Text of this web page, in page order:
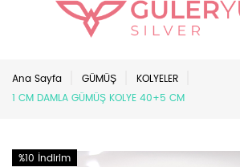
Ana Sayfa GÜMÜŞ
KOLYELER
1 CM DAMLA GÜMÜŞ KOLYE 40+5 CM
%10 İndirim